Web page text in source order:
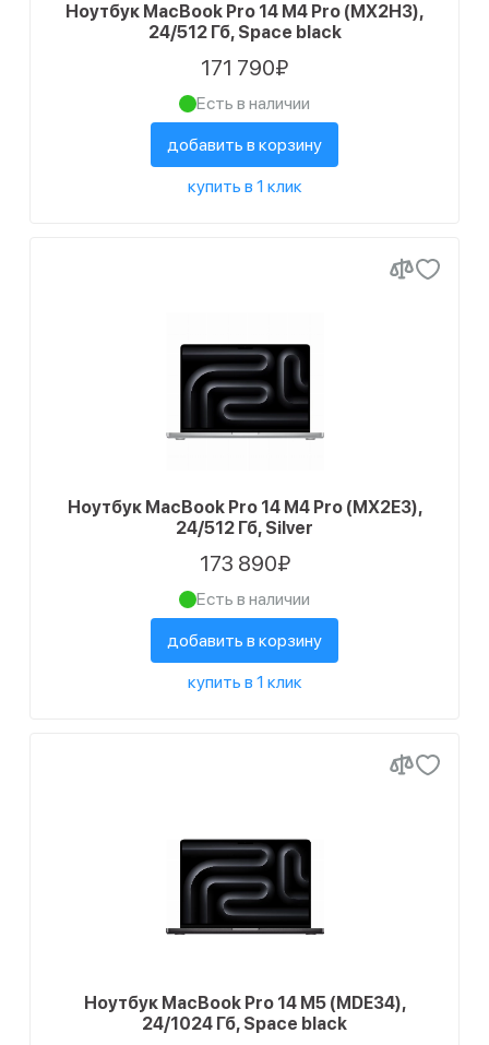
Ноутбук MacBook Pro 14 M4 Pro (MX2H3),
24/512 Гб, Space black
171 790₽
Есть в наличии
добавить в корзину
купить в 1 клик
Ноутбук MacBook Pro 14 M4 Pro (MX2E3),
24/512 Гб, Silver
173 890₽
Есть в наличии
добавить в корзину
купить в 1 клик
Ноутбук MacBook Pro 14 M5 (MDE34),
24/1024 Гб, Space black